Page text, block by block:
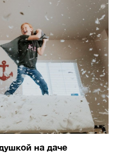
на даче